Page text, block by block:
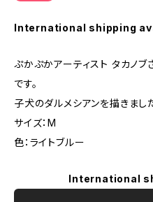
International shipping
ぷかぷかアーティスト タカノブ
です。
子犬のダルメシアンを描きまし
サイズ：M
色：ライトブルー
International